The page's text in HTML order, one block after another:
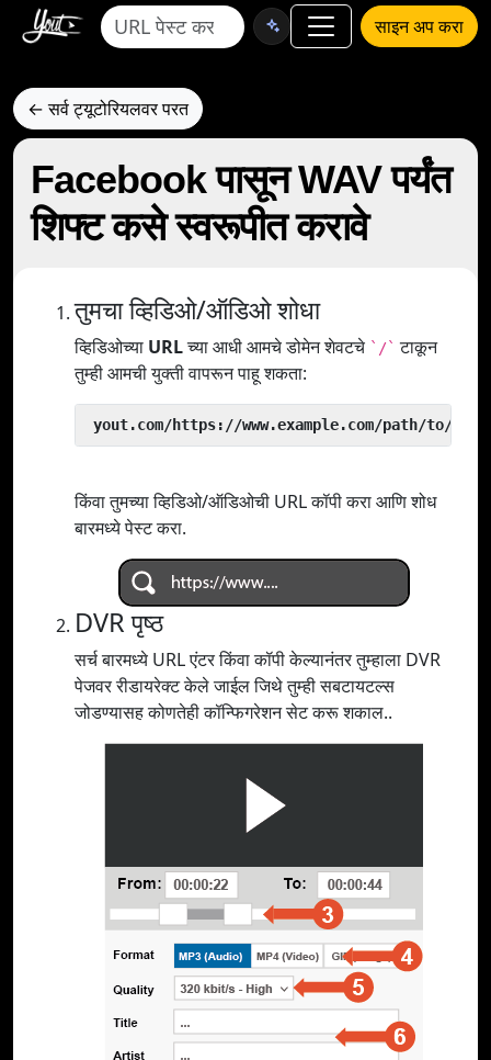
साइन अप करा
← सर्व ट्यूटोरियलवर परत
Facebook पासून WAV पर्यंत
शिफ्ट कसे स्वरूपीत करावे
तुमचा व्हिडिओ/ऑडिओ शोधा
व्हिडिओच्या URLच्या आधी आमचे डोमेन शेवटचे `/` टाकून
तुम्ही आमची युक्ती वापरून पाहू शकता:
yout.com/https://www.example.com/path/to/
किंवा तुमच्या व्हिडिओ/ऑडिओची URL कॉपी करा आणि शोध
बारमध्ये पेस्ट करा.
DVR पृष्ठ
सर्च बारमध्ये URL एंटर किंवा कॉपी केल्यानंतर तुम्हाला DVR
पेजवर रीडायरेक्ट केले जाईल जिथे तुम्ही सबटायटल्स
जोडण्यासह कोणतेही कॉन्फिगरेशन सेट करू शकाल..